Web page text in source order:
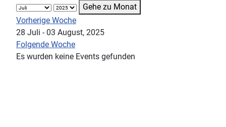
Gehe zu Monat
Vorherige Woche
28 Juli - 03 August, 2025
Folgende Woche
Es wurden keine Events gefunden